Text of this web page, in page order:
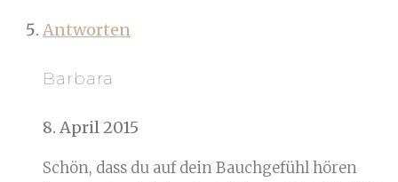
Antworten
Barbara
8. April 2015
Schön, dass du auf dein Bauchgefühl hören